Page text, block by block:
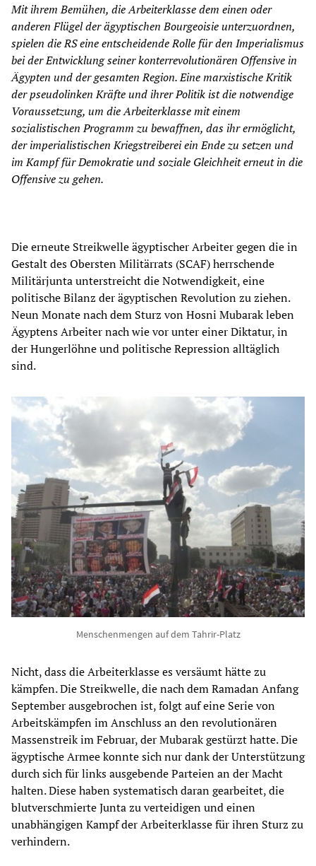
Mit ihrem Bemühen, die Arbeiterklasse dem einen oder
anderen Flügel der ägyptischen Bourgeoisie unterzuordnen,
spielen die RS eine entscheidende Rolle für den Imperialismus
bei der Entwicklung seiner konterrevolutionären Offensive in
Ägypten und der gesamten Region. Eine marxistische Kritik
der pseudolinken Kräfte und ihrer Politik ist die notwendige
Voraussetzung, um die Arbeiterklasse mit einem
sozialistischen Programm zu bewaffnen, das ihr ermöglicht,
der imperialistischen Kriegstreiberei ein Ende zu setzen und
im Kampf für Demokratie und soziale Gleichheit erneut in die
Offensive zu gehen.
Die erneute Streikwelle ägyptischer Arbeiter gegen die in
Gestalt des Obersten Militärrats (SCAF) herrschende
Militärjunta unterstreicht die Notwendigkeit, eine
politische Bilanz der ägyptischen Revolution zu ziehen.
Neun Monate nach dem Sturz von Hosni Mubarak leben
Ägyptens Arbeiter nach wie vor unter einer Diktatur, in
der Hungerlöhne und politische Repression alltäglich
sind.
Menschenmengen auf dem Tahrir-Platz
Nicht, dass die Arbeiterklasse es versäumt hätte zu
kämpfen. Die Streikwelle, die nach dem Ramadan Anfang
September ausgebrochen ist, folgt auf eine Serie von
Arbeitskämpfen im Anschluss an den revolutionären
Massenstreik im Februar, der Mubarak gestürzt hatte. Die
ägyptische Armee konnte sich nur dank der Unterstützung
durch sich für links ausgebende Parteien an der Macht
halten. Diese haben systematisch daran gearbeitet, die
blutverschmierte Junta zu verteidigen und einen
unabhängigen Kampf der Arbeiterklasse für ihren Sturz zu
verhindern.